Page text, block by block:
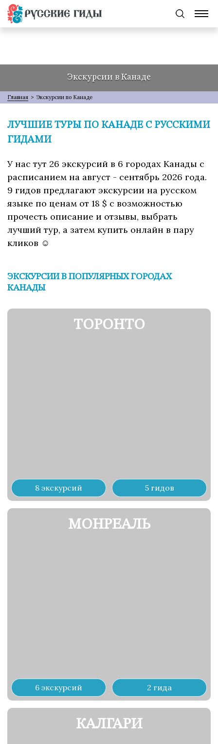
Экскурсии в Канаде
Главная > Экскурсии по Канаде
ЛУЧШИЕ ТУРЫ ПО КАНАДЕ С РУССКИМИ
ГИДАМИ
У нас тут 26 экскурсий в 6 городах Канады с
расписанием на август - сентябрь 2026 года.
9 гидов предлагают экскурсии на русском
языке по ценам от 18 $ с возможностью
прочесть описание и отзывы, выбрать
лучший тур, а затем купить онлайн в пару
кликов ☺
ЭКСКУРСИИ В ПОПУЛЯРНЫХ ГОРОДАХ
КАНАДЫ
ТОРОНТО
8 экскурсий 5 гидов
МОНРЕАЛЬ
6 экскурсий 2 гида
КАЛГАРИ